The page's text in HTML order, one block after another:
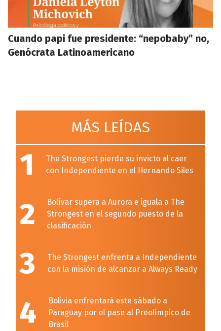
Cuando papi fue presidente: “nepobaby” no,
Genócrata Latinoamericano
MÁS LEÍDAS
1
The Strongest pierde su invicto al caer
con Independiente en el Hernando Siles
2
Bolívar supera a Aurora e iguala a The
Strongest en el segundo puesto de la
clasificación
3
The Strongest enfrenta a Independiente
con la misión de alcanzar a Always Ready
4
Bolivia enfrentará este sábado a
Paraguay por el pase al Preolímpico de
Brasil